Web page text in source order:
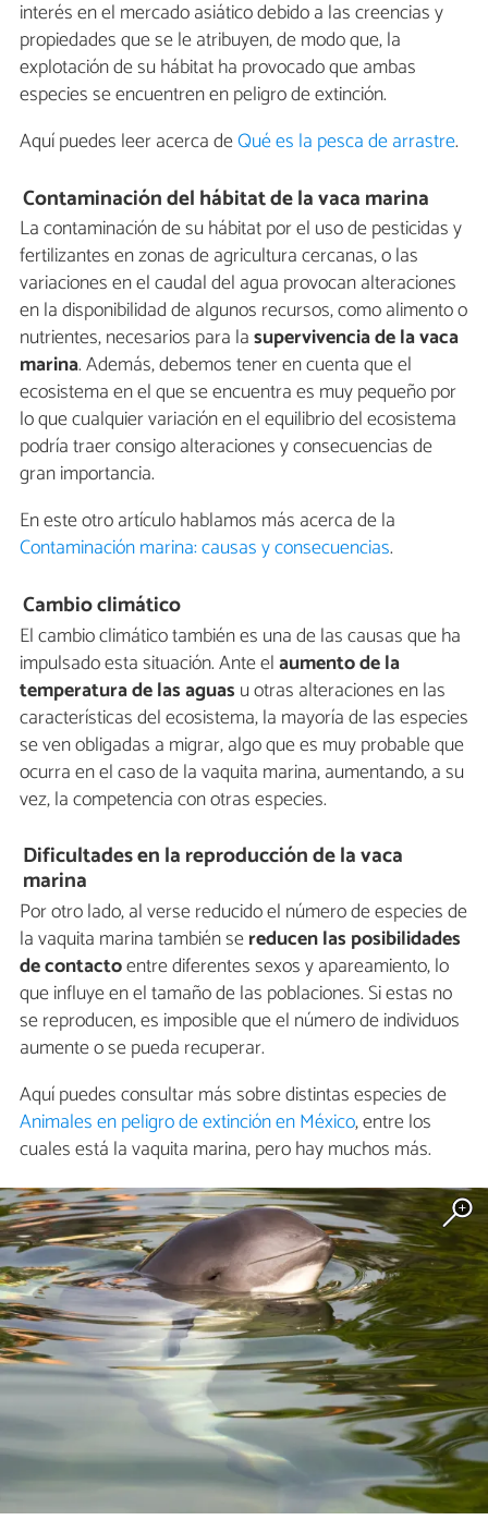
interés en el mercado asiático debido a las creencias y
propiedades que se le atribuyen, de modo que, la
explotación de su hábitat ha provocado que ambas
especies se encuentren en peligro de extinción.
Aquí puedes leer acerca deQué es la pesca de arrastre.
Contaminación del hábitat de la vaca marina
La contaminación de su hábitat por el uso de pesticidas y
fertilizantes en zonas de agricultura cercanas, o las
variaciones en el caudal del agua provocan alteraciones
en la disponibilidad de algunos recursos, como alimento o
nutrientes, necesarios para lasupervivencia de la vaca
marina. Además, debemos tener en cuenta que el
ecosistema en el que se encuentra es muy pequeño por
lo que cualquier variación en el equilibrio del ecosistema
podría traer consigo alteraciones y consecuencias de
gran importancia.
En este otro artículo hablamos más acerca de la
Contaminación marina: causas y consecuencias.
Cambio climático
El cambio climático también es una de las causas que ha
impulsado esta situación. Ante elaumento de la
temperatura de las aguas u otras alteraciones en las
características del ecosistema, la mayoría de las especies
se ven obligadas a migrar, algo que es muy probable que
ocurra en el caso de la vaquita marina, aumentando, a su
vez, la competencia con otras especies.
Dificultades en la reproducción de la vaca
marina
Por otro lado, al verse reducido el número de especies de
la vaquita marina también sereducen las posibilidades
de contactoentre diferentes sexos y apareamiento, lo
que influye en el tamaño de las poblaciones. Si estas no
se reproducen, es imposible que el número de individuos
aumente o se pueda recuperar.
Aquí puedes consultar más sobre distintas especies de
Animales en peligro de extinción en México, entre los
cuales está la vaquita marina, pero hay muchos más.